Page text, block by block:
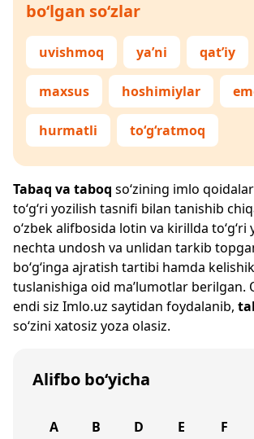
bo‘lgan so‘zlar
uvishmoq ya’ni qat’iy
maxsus hoshimiylar
hurmatli to‘g‘ratmoq
Tabaq va taboq so‘zining imlo
to‘g‘ri yozilish tasnifi bilan tanishib
o‘zbek alifbosida lotin va kirillda to‘g‘ri
nechta undosh va unlidan tarkib
bo‘g‘inga ajratish tartibi hamda
tuslanishiga oid ma’lumotlar berilgan.
endi siz Imlo.uz saytidan foydalanib,
so‘zini xatosiz yoza olasiz.
Alifbo bo‘yicha
A B D E F